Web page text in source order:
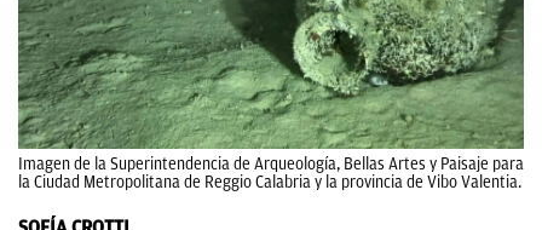
Imagen de la Superintendencia de Arqueología, Bellas Artes y Paisaje para
la Ciudad Metropolitana de Reggio Calabria y la provincia de Vibo Valentia.